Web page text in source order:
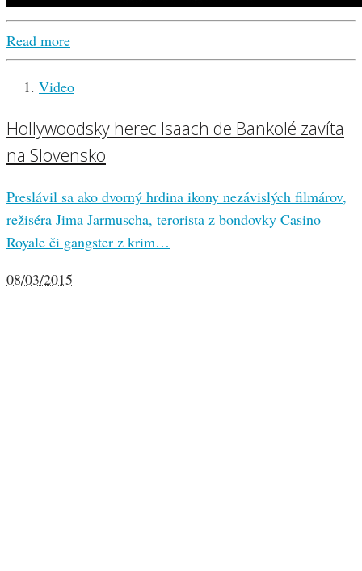
Read more
Video
Hollywoodsky herec Isaach de Bankolé zavíta
na Slovensko
Preslávil sa ako dvorný hrdina ikony nezávislých filmárov,
režiséra Jima Jarmuscha, terorista z bondovky Casino
Royale či gangster z krim…
08/03/2015